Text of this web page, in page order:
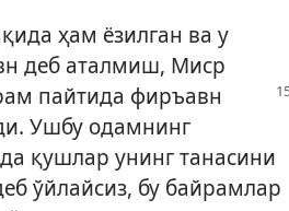
ҳам ёзилган ва у
деб аталмиш, Миср
пайтида фиръавн
Ушбу одамнинг
қушлар унинг танасини
ўйлайсиз, бу байрамлар